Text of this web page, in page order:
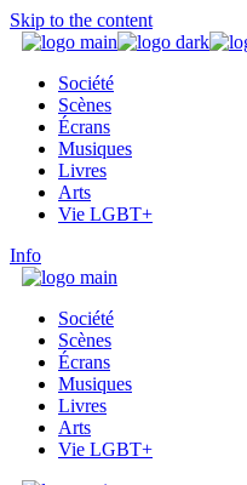
Skip to the content
Société
Scènes
Écrans
Musiques
Livres
Arts
Vie LGBT+
Info
Société
Scènes
Écrans
Musiques
Livres
Arts
Vie LGBT+